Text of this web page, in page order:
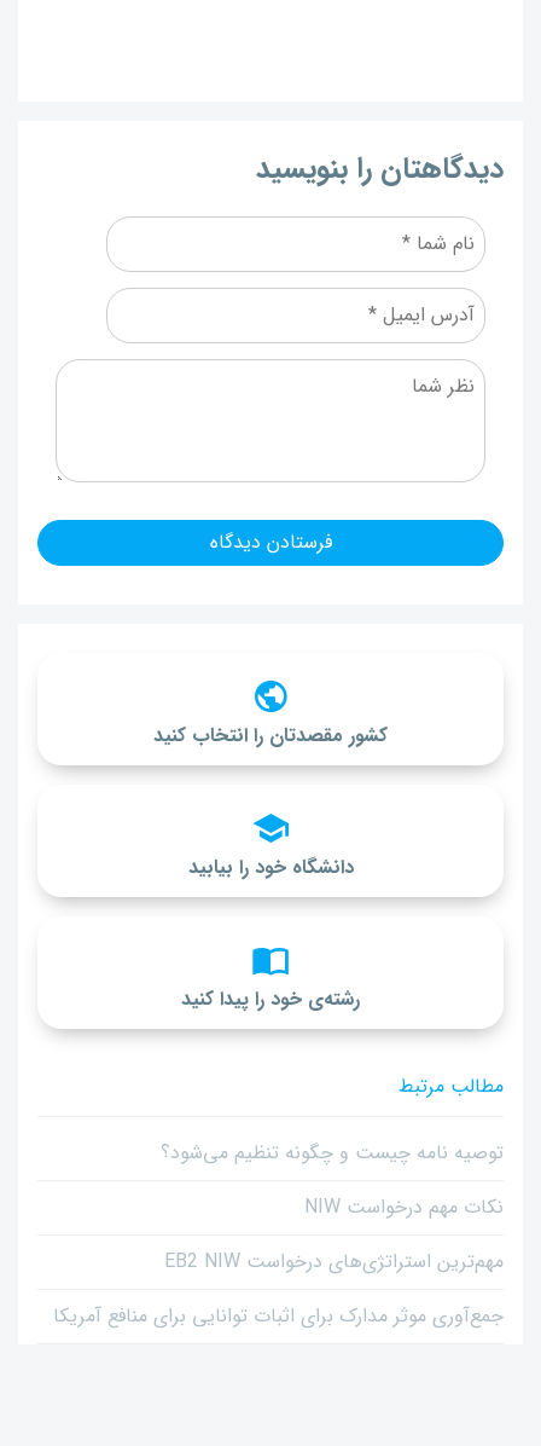
دیدگاهتان را بنویسید
کشور مقصدتان را انتخاب کنید
دانشگاه خود را بیابید
رشته‌ی خود را پیدا کنید
مطالب مرتبط
توصیه نامه چیست و چگونه تنظیم می‌شود؟
نکات مهم درخواست NIW
مهم‌ترین استراتژی‌های درخواست EB2 NIW
جمع‌آوری موثر مدارک برای اثبات توانایی برای منافع آمریکا